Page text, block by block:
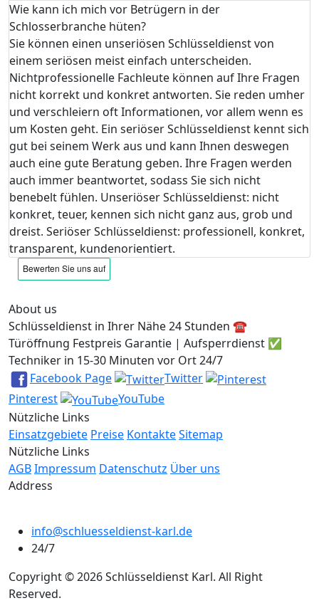
Wie kann ich mich vor Betrügern in der
Schlosserbranche hüten?
Sie können einen unseriösen Schlüsseldienst von
einem seriösen meist einfach unterscheiden.
Nichtprofessionelle Fachleute können auf Ihre Fragen
nicht korrekt und konkret antworten. Sie reden umher
und verschleiern oft Informationen, vor allem wenn es
um Kosten geht. Ein seriöser Schlüsseldienst kennt sich
gut bei seinem Werk aus und kann Ihnen deswegen
auch eine gute Beratung geben. Ihre Fragen werden
auch immer beantwortet, sodass Sie sich nicht
benebelt fühlen. Unseriöser Schlüsseldienst: nicht
konkret, teuer, kennen sich nicht ganz aus, grob und
dreist. Seriöser Schlüsseldienst: professionell, konkret,
transparent, kundenorientiert.
About us
Schlüsseldienst in Ihrer Nähe 24 Stunden ☎️
Türöffnung Festpreis Garantie | Aufsperrdienst ✅
Techniker in 15-30 Minuten vor Ort 24/7
Facebook Page
Twitter
Pinterest
YouTube
Nützliche Links
Einsatzgebiete Preise KontakteSitemap
Nützliche Links
AGBImpressum Datenschutz Über uns
Address
info@schluesseldienst-karl.de
24/7
Copyright © 2026 Schlüsseldienst Karl. All Right
Reserved.